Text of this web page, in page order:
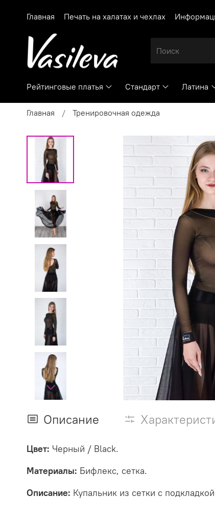
Главная Печать на халатах и чехлах
Рейтинговые платья Стандарт Латина
Главная Тренировочная одежда
Описание
Цвет: Черный / Black.
Материалы: Бифлекс, сетка.
Описание: Купальник из сетки с